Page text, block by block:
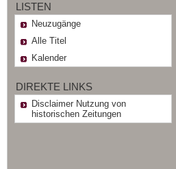
LISTEN
Neuzugänge
Alle Titel
Kalender
DIREKTE LINKS
Disclaimer Nutzung von
historischen Zeitungen